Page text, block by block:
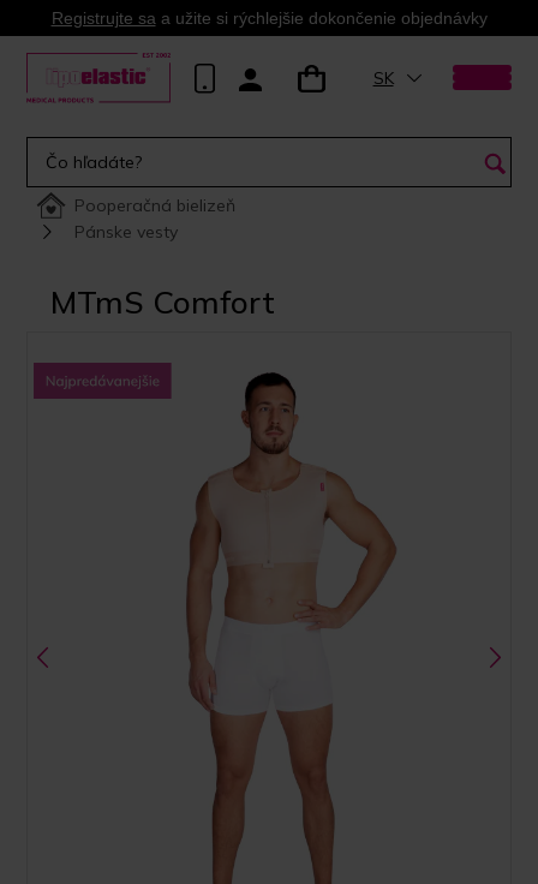
Registrujte sa a užite si rýchlejšie dokončenie objednávky
SK
Pooperačná bielizeň
Pánske vesty
MTmS Comfort